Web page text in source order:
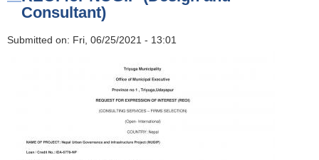
Consultant)
Submitted on: Fri, 06/25/2021 - 13:01